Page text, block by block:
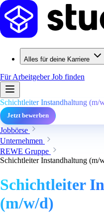
Alles für deine Karriere
Für ArbeitgeberJob finden
Schichtleiter Instandhaltung (m/
Jetzt bewerben
Jobbörse
Unternehmen
REWE Gruppe
Schichtleiter Instandhaltung (m/
Schichtleiter
(m/w/d)